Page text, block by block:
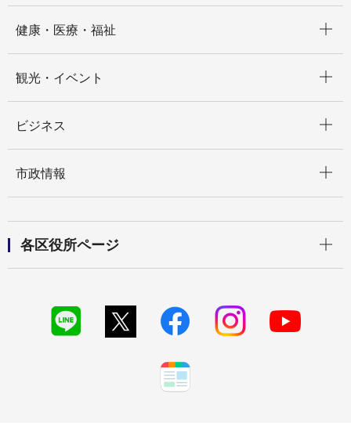
健康・医療・福祉
観光・イベント
ビジネス
市政情報
各区役所ページ